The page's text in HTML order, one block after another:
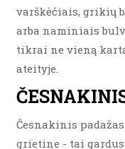
varškėčiais, grikių
arba naminiais
tikrai ne vieną
ateityje.
Česnakinis
grietine - tai